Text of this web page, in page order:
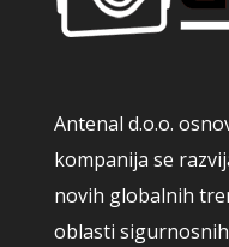
Antenal d.o.o.
kompanija se
novih globalnih
oblasti